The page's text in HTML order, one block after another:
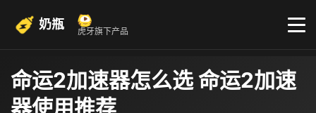
奶瓶 虎牙旗下产品
命运2加速器怎么选 命运2加速
器使用推荐